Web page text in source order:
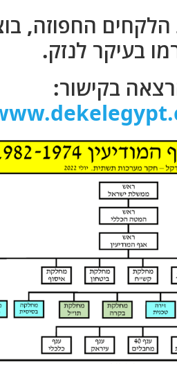
החפוזה,
בעיקר לנזק.
בקישור: